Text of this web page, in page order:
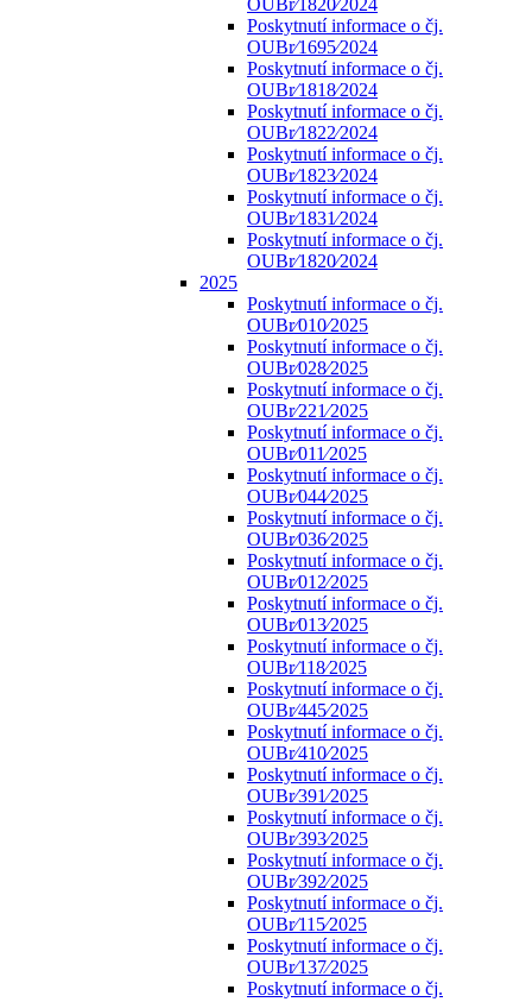
OUBr⁄1820⁄2024
Poskytnutí informace o čj.
OUBr⁄1695⁄2024
Poskytnutí informace o čj.
OUBr⁄1818⁄2024
Poskytnutí informace o čj.
OUBr⁄1822⁄2024
Poskytnutí informace o čj.
OUBr⁄1823⁄2024
Poskytnutí informace o čj.
OUBr⁄1831⁄2024
Poskytnutí informace o čj.
OUBr⁄1820⁄2024
2025
Poskytnutí informace o čj.
OUBr⁄010⁄2025
Poskytnutí informace o čj.
OUBr⁄028⁄2025
Poskytnutí informace o čj.
OUBr⁄221⁄2025
Poskytnutí informace o čj.
OUBr⁄011⁄2025
Poskytnutí informace o čj.
OUBr⁄044⁄2025
Poskytnutí informace o čj.
OUBr⁄036⁄2025
Poskytnutí informace o čj.
OUBr⁄012⁄2025
Poskytnutí informace o čj.
OUBr⁄013⁄2025
Poskytnutí informace o čj.
OUBr⁄118⁄2025
Poskytnutí informace o čj.
OUBr⁄445⁄2025
Poskytnutí informace o čj.
OUBr⁄410⁄2025
Poskytnutí informace o čj.
OUBr⁄391⁄2025
Poskytnutí informace o čj.
OUBr⁄393⁄2025
Poskytnutí informace o čj.
OUBr⁄392⁄2025
Poskytnutí informace o čj.
OUBr⁄115⁄2025
Poskytnutí informace o čj.
OUBr⁄137⁄2025
Poskytnutí informace o čj.